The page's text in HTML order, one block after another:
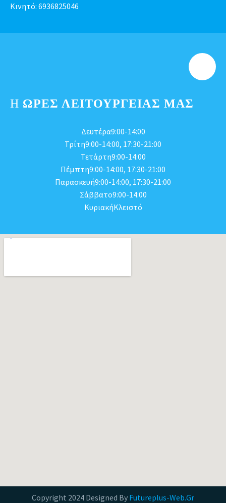
Κινητό: 6936825046
Η ΩΡΕΣ ΛΕΙΤΟΥΡΓΕΊΑΣ ΜΑΣ
Δευτέρα9:00-14:00
Τρίτη9:00-14:00, 17:30-21:00
Τετάρτη9:00-14:00
Πέμπτη9:00-14:00, 17:30-21:00
Παρασκευή9:00-14:00, 17:30-21:00
Σάββατο9:00-14:00
ΚυριακήΚλειστό
Copyright 2024 Designed By Futureplus-Web.Gr